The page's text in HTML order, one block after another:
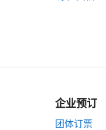
企业预订
团体订票